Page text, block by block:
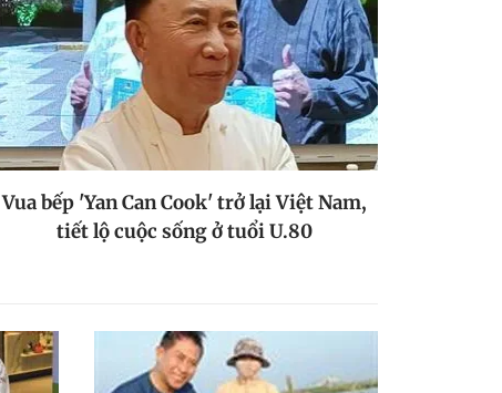
Vua bếp 'Yan Can Cook' trở lại Việt Nam,
tiết lộ cuộc sống ở tuổi U.80